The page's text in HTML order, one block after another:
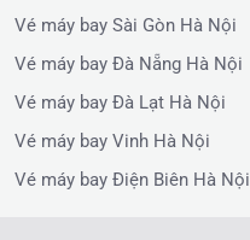
Vé máy bay Sài Gòn Hà Nội
Vé máy bay Đà Nẵng Hà Nội
Vé máy bay Đà Lạt Hà Nội
Vé máy bay Vinh Hà Nội
Vé máy bay Điện Biên Hà Nội